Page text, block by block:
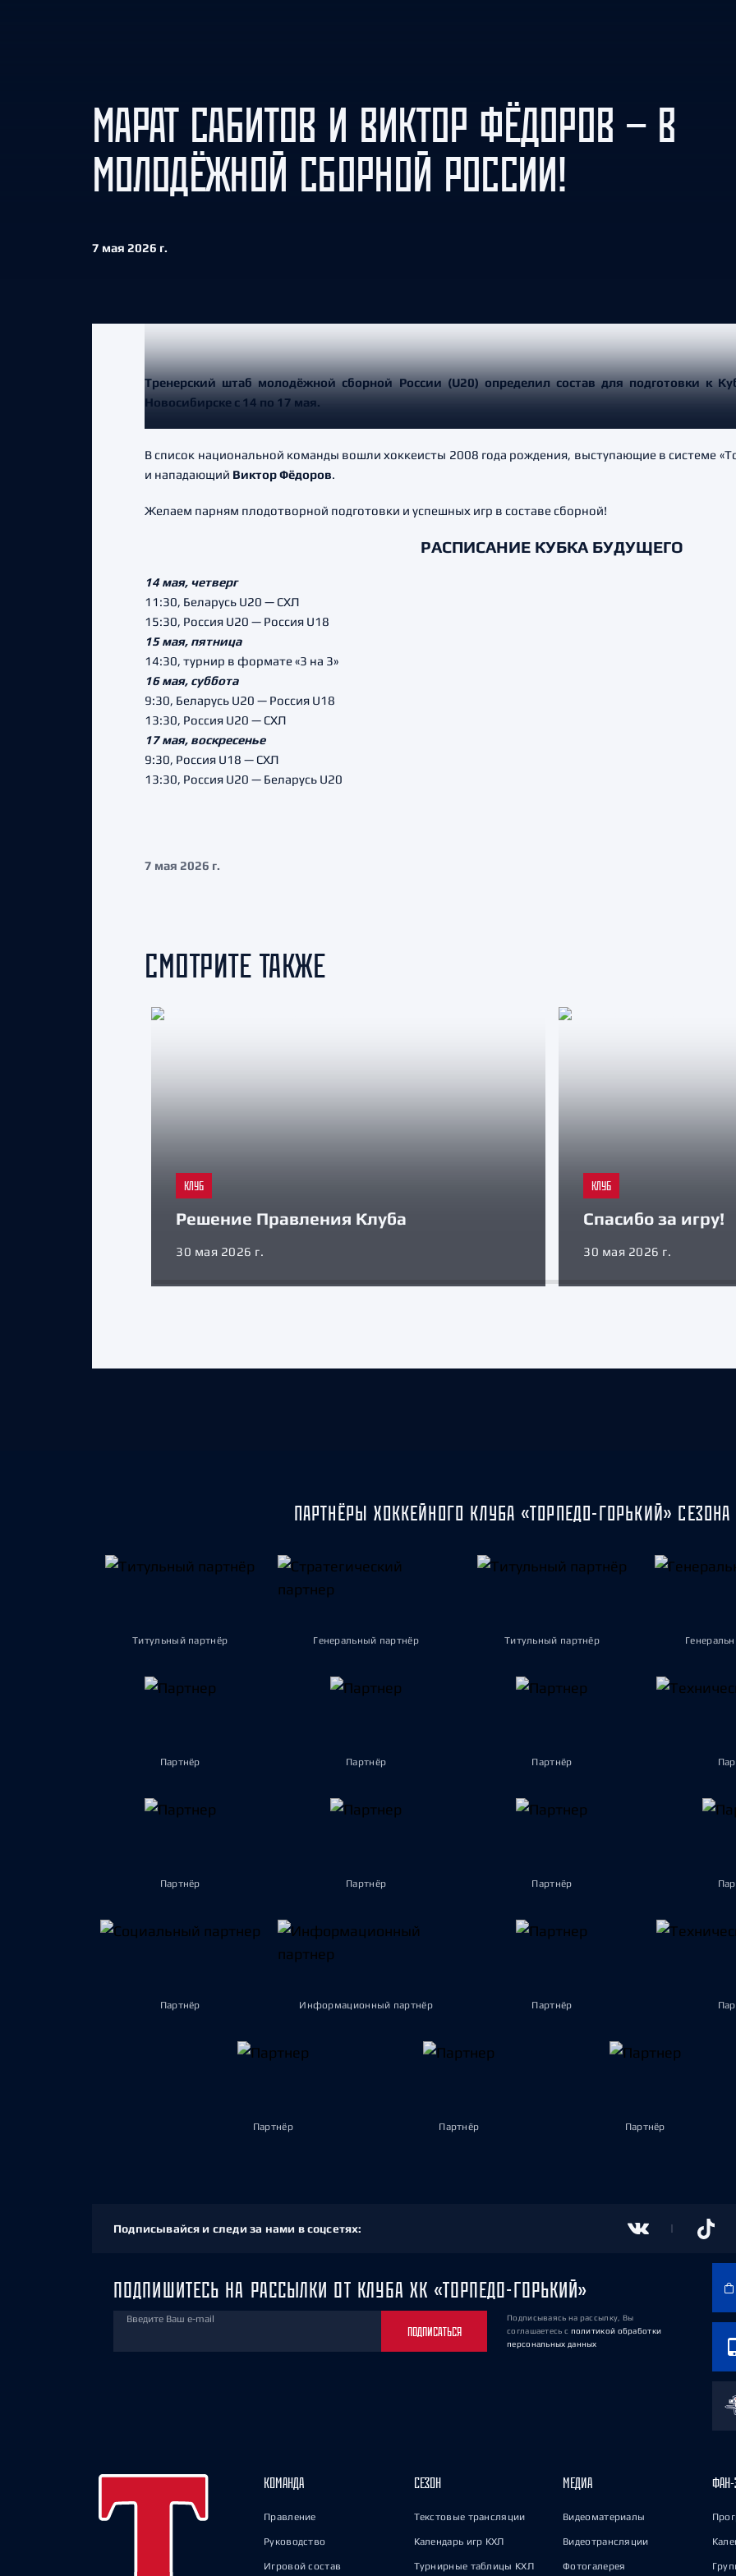
МАРАТ САБИТОВ И ВИКТОР ФЁДОРОВ — В
МОЛОДЁЖНОЙ СБОРНОЙ РОССИИ!
7 мая 2026 г.
Тренерский штаб молодёжной сборной России (U20) определил состав для подготовки к
Новосибирске с 14 по 17 мая.
В список национальной команды вошли хоккеисты 2008 года рождения, выступающие в системе
и нападающий Виктор Фёдоров.
Желаем парням плодотворной подготовки и успешных игр в составе сборной!
РАСПИСАНИЕ КУБКА БУДУЩЕГО
14 мая, четверг
11:30, Беларусь U20 — СХЛ
15:30, Россия U20 — Россия U18
15 мая, пятница
14:30, турнир в формате «3 на 3»
16 мая, суббота
9:30, Беларусь U20 — Россия U18
13:30, Россия U20 — СХЛ
17 мая, воскресенье
9:30, Россия U18 — СХЛ
13:30, Россия U20 — Беларусь U20
7 мая 2026 г.
СМОТРИТЕ ТАКЖЕ
КЛУБ
Решение Правления Клуба
30 мая 2026 г.
КЛУБ
Спасибо за игру!
30 мая 2026 г.
ПАРТНЁРЫ ХОККЕЙНОГО КЛУБА «ТОРПЕДО-ГОРЬКИЙ» СЕЗОНА
Титульный партнёр Генеральный партнёр Титульный партнёр
Партнёр Партнёр Партнёр
Партнёр Партнёр Партнёр
Партнёр Информационный партнёр Партнёр
Партнёр Партнёр Партнёр
Подписывайся и следи за нами в соцсетях:
ПОДПИШИТЕСЬ НА РАССЫЛКИ ОТ КЛУБА ХК «ТОРПЕДО-ГОРЬКИЙ»
Введите Ваш e-mail
ПОДПИСАТЬСЯ
Подписываясь на рассылку, Вы
соглашаетесь с политикой обработки
персональных данных
КОМАНДА
Правление
Руководство
Игровой состав
СЕЗОН
Текстовые трансляции
Календарь игр КХЛ
Турнирные таблицы КХЛ
МЕДИА
Видеоматериалы
Видеотрансляции
Фотогалерея
ФАН-